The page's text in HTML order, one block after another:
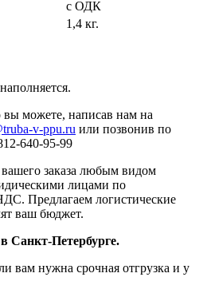
с ОДК
1,4 кг.
можете, написав нам на
v-ppu.ru или позвонив по
640-95-99
заказа любым видом
лицами по
Предлагаем логистические
ваш бюджет.
Санкт-Петербурге.
вам нужна срочная отгрузка и у